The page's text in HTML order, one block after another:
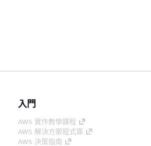
入門
AWS 實作教學課程
AWS 解決方案程式庫
AWS 決策指南